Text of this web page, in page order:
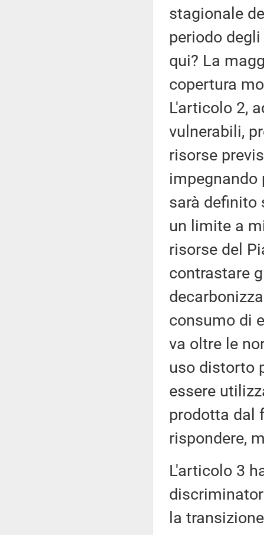
stagionale
periodo
qui? La
copertura
L'articolo 2,
vulnerabili,
risorse
impegnando
sarà definito
un limite a
risorse del
contrastare
consumo di
va oltre le
uso distorto
essere
prodotta dal
rispondere,
L'articolo 3
la